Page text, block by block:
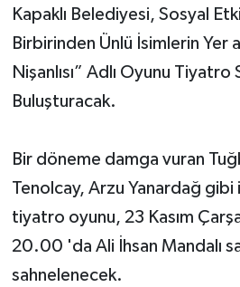
Kapaklı Belediyesi, Sosyal
Birbirinden Ünlü İsimlerin Yer
Nişanlısı” Adlı Oyunu
Buluşturacak.
Bir döneme damga vuran
Tenolcay, Arzu Yanardağ gibi
tiyatro oyunu, 23 Kasım
20.00 'da Ali İhsan Mandalı
sahnelenecek.